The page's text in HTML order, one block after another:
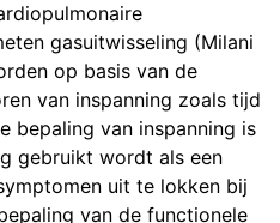
gasuitwisseling (Milani
op basis van de
van inspanning zoals tijd
bepaling van inspanning is
gebruikt wordt als een
uit te lokken bij
van de functionele